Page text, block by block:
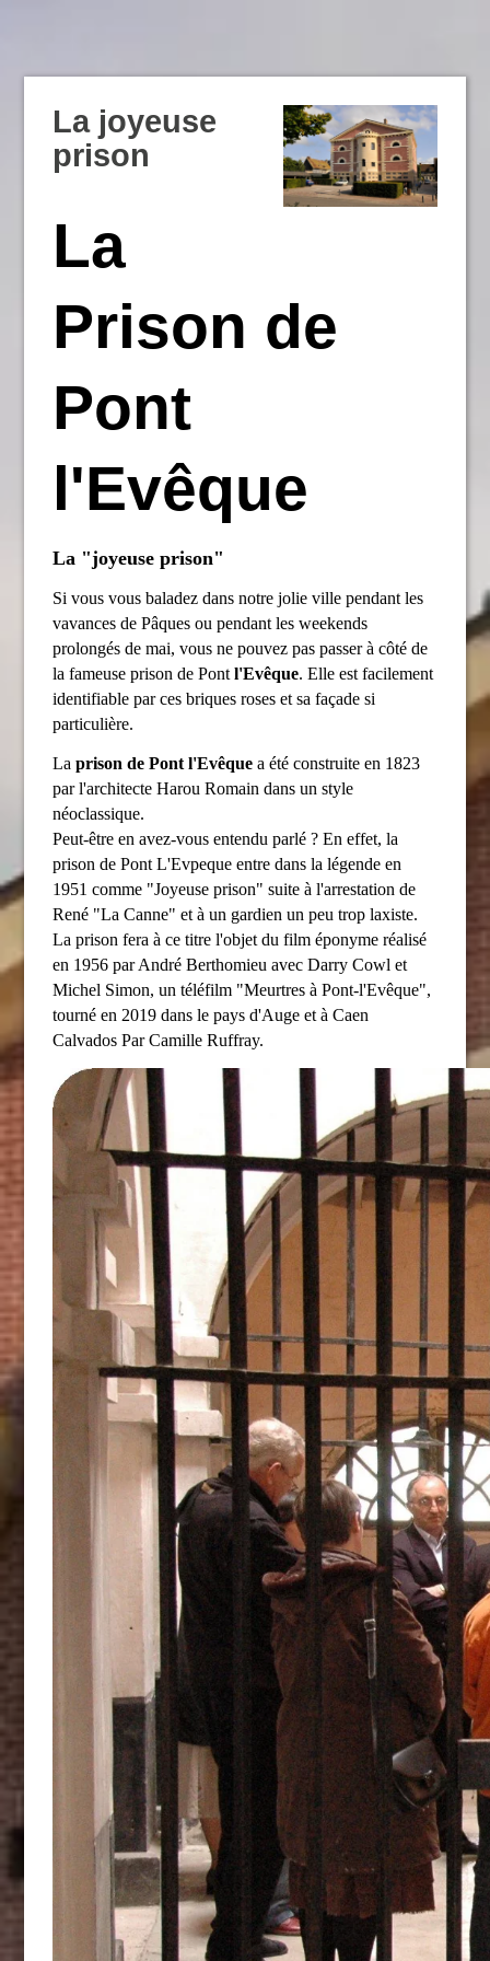
La joyeuse
prison
La
Prison de
Pont
l'Evêque
La "joyeuse prison"
Si vous vous baladez dans notre jolie ville pendant les
vavances de Pâques ou pendant les weekends
prolongés de mai, vous ne pouvez pas passer à côté de
la fameuse prison de Pontl'Evêque. Elle est facilement
identifiable par ces briques roses et sa façade si
particulière.
Laprison de Pont l'Evêquea été construite en 1823
par l'architecte Harou Romain dans un style
néoclassique.
Peut-être en avez-vous entendu parlé ? En effet, la
prison de Pont L'Evpeque entre dans la légende en
1951 comme "Joyeuse prison" suite à l'arrestation de
René "La Canne" et à un gardien un peu trop laxiste.
La prison fera à ce titre l'objet du film éponyme réalisé
en 1956 par André Berthomieu avec Darry Cowl et
Michel Simon, un téléfilm "Meurtres à Pont-l'Evêque",
tourné en 2019 dans le pays d'Auge et à Caen
Calvados Par Camille Ruffray.